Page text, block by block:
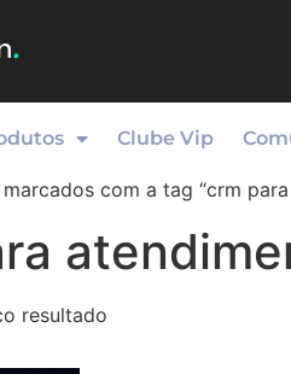
Clube Vip
com a tag “crm
resultado